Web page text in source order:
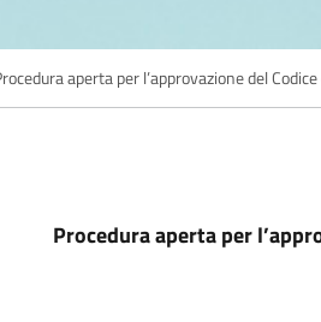
aperta per l’approvazione del
Procedura aperta per